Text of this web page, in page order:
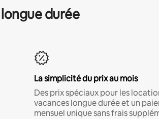
durée
La simplicité du prix au mois
Des prix spéciaux pour les
vacances longue durée et un
mensuel unique sans frais